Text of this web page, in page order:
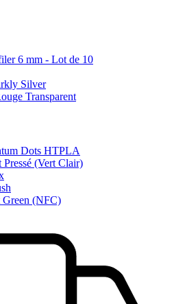
6 mm - Lot de 10
Silver
Transparent
Dots HTPLA
(Vert Clair)
(NFC)